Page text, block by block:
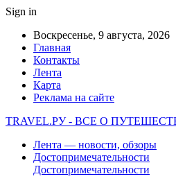
Sign in
Воскресенье, 9 августа, 2026
Главная
Контакты
Лента
Карта
Реклама на сайте
TRAVEL.РУ - ВСЕ О
Лента — новости, обзоры
Достопримечательности
Достопримечательности